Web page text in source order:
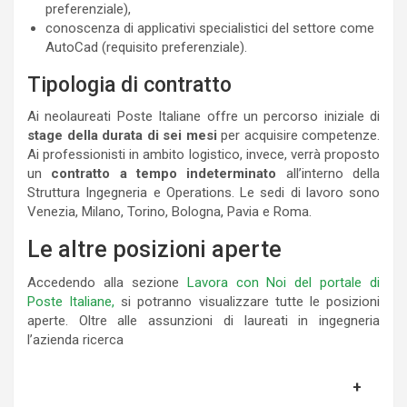
preferenziale),
conoscenza di applicativi specialistici del settore come
AutoCad (requisito preferenziale).
Tipologia di contratto
Ai neolaureati Poste Italiane offre un percorso iniziale di
stage della durata di sei mesi per acquisire competenze.
Ai professionisti in ambito logistico, invece, verrà proposto
un contratto a tempo indeterminato all’interno della
Struttura Ingegneria e Operations. Le sedi di lavoro sono
Venezia, Milano, Torino, Bologna, Pavia e Roma.
Le altre posizioni aperte
Accedendo alla sezione Lavora con Noi del portale di
Poste Italiane, si potranno visualizzare tutte le posizioni
aperte. Oltre alle assunzioni di laureati in ingegneria
l’azienda ricerca